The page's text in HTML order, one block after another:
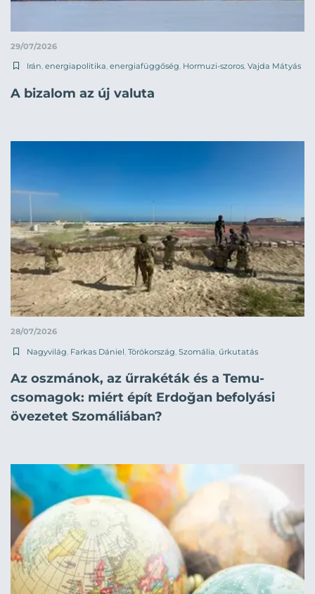
29/07/2026
Irán, energiapolitika, energiafüggőség, Hormuzi-szoros, Vajda Mátyás
A bizalom az új valuta
28/07/2026
Nagyvilág Farkas Dániel Törökország Szomália űrkutatás
Az oszmánok, az űrrakéták és a Temu-
csomagok: miért épít Erdoğan befolyási
övezetet Szomáliában?